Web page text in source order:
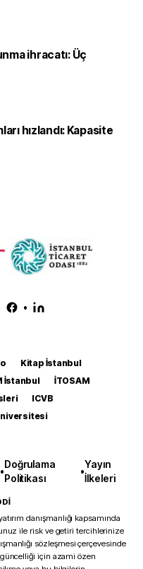
ihracatı: Üç
hızlandı: Kapasite
•
Kitap İstanbul
İstanbul
İTOSAM
ICVB
•
Doğrulama
Politikası
•
Yayın
İlkeleri
danışmanlığı kapsamında
ile risk ve getiri tercihlerinize
sözleşmesi çerçevesinde
için azami özen